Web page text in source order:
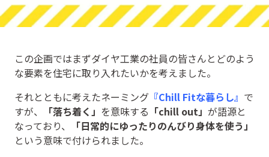
この企画ではまずダイヤ工業の社員の皆さんとどのよう
な要素を住宅に取り入れたいかを考えました。
それとともに考えたネーミング『Chill Fitな暮らし』 で
すが、
「落ち着く」 を意味する 「chill out」 が語源と
なっており、
「日常的にゆったりのんびり身体を使う」
という意味で付けられました。